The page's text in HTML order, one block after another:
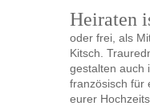
Heiraten
oder frei, als
Kitsch.
gestalten auch
französisch für
eurer